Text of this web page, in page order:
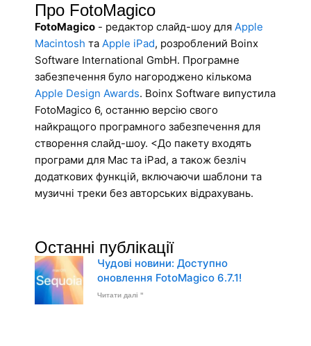
Про FotoMagico
FotoMagico - редактор слайд-шоу для Apple
Macintosh та Apple iPad, розроблений Boinx
Software International GmbH. Програмне
забезпечення було нагороджено кількома
Apple Design Awards. Boinx Software випустила
FotoMagico 6, останню версію свого
найкращого програмного забезпечення для
створення слайд-шоу. <До пакету входять
програми для Mac та iPad, а також безліч
додаткових функцій, включаючи шаблони та
музичні треки без авторських відрахувань.
Останні публікації
Чудові новини: Доступно
оновлення FotoMagico 6.7.1!
Читати далі "